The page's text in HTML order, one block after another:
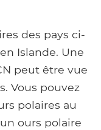
des pays ci-
Islande. Une
peut être vue
Vous pouvez
polaires au
ours polaire